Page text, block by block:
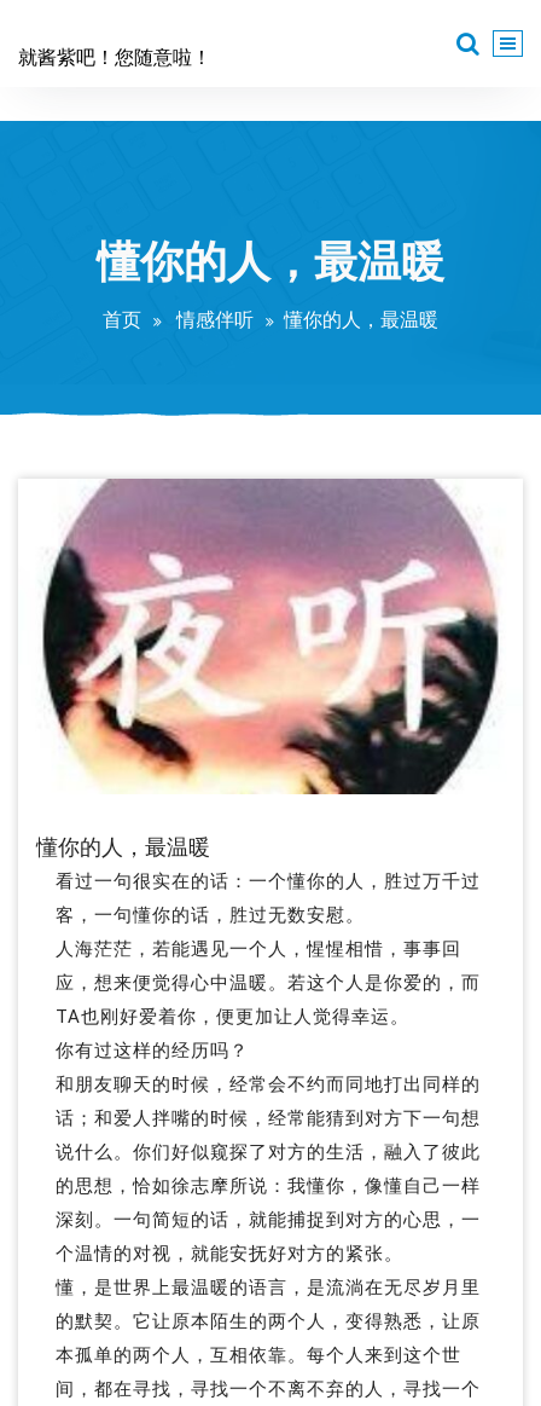
就酱紫吧！您随意啦！
懂你的人，最温暖
首页 情感伴听 懂你的人，最温暖
懂你的人，最温暖
看过一句很实在的话：一个懂你的人，胜过万千过
客，一句懂你的话，胜过无数安慰。
人海茫茫，若能遇见一个人，惺惺相惜，事事回
应，想来便觉得心中温暖。若这个人是你爱的，而
TA也刚好爱着你，便更加让人觉得幸运。
你有过这样的经历吗？
和朋友聊天的时候，经常会不约而同地打出同样的
话；和爱人拌嘴的时候，经常能猜到对方下一句想
说什么。你们好似窥探了对方的生活，融入了彼此
的思想，恰如徐志摩所说：我懂你，像懂自己一样
深刻。一句简短的话，就能捕捉到对方的心思，一
个温情的对视，就能安抚好对方的紧张。
懂，是世界上最温暖的语言，是流淌在无尽岁月里
的默契。它让原本陌生的两个人，变得熟悉，让原
本孤单的两个人，互相依靠。每个人来到这个世
间，都在寻找，寻找一个不离不弃的人，寻找一个